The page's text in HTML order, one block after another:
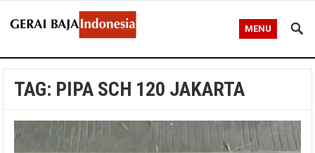
MENU
TAG: PIPA SCH 120 JAKARTA